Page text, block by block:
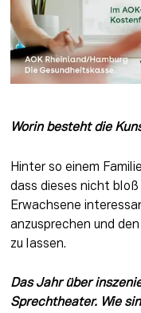
Worin besteht die
Hinter so einem
dass dieses nicht bloß
Erwachsene
anzusprechen und
zu lassen.
Das Jahr über
Sprechtheater. Wie